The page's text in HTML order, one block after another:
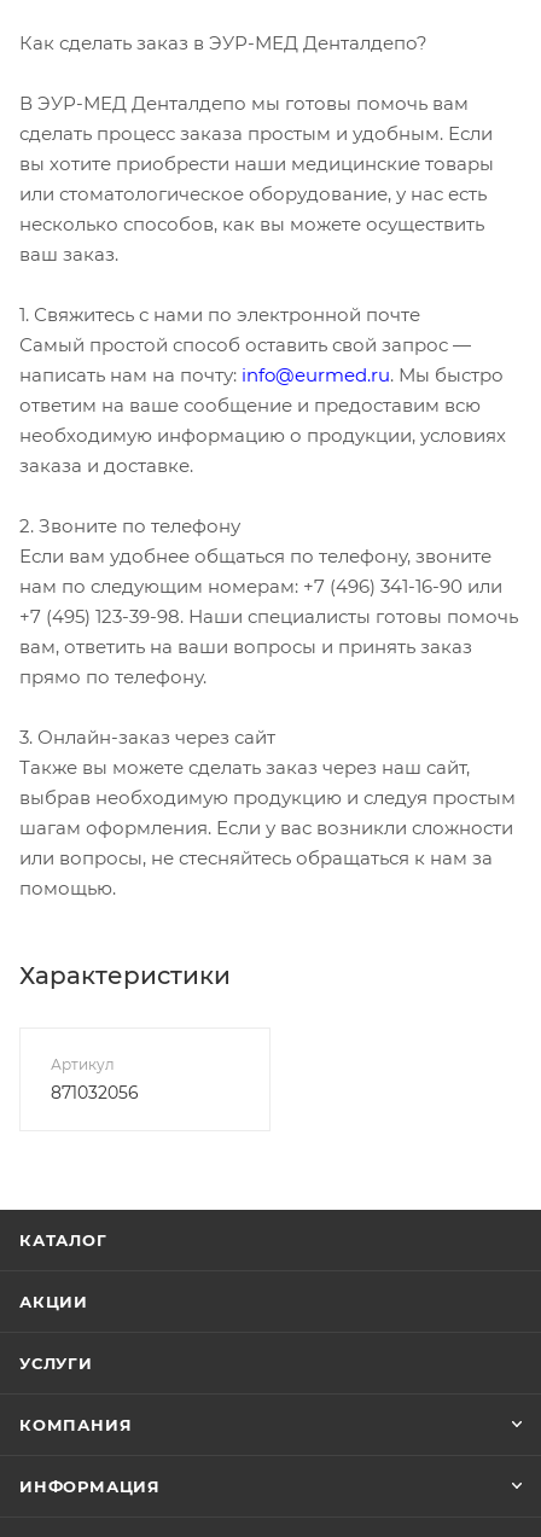
Как сделать заказ в ЭУР-МЕД Денталдепо?
В ЭУР-МЕД Денталдепо мы готовы помочь вам
сделать процесс заказа простым и удобным. Если
вы хотите приобрести наши медицинские товары
или стоматологическое оборудование, у нас есть
несколько способов, как вы можете осуществить
ваш заказ.
1. Свяжитесь с нами по электронной почте
Самый простой способ оставить свой запрос —
написать нам на почту: info@eurmed.ru. Мы быстро
ответим на ваше сообщение и предоставим всю
необходимую информацию о продукции, условиях
заказа и доставке.
2. Звоните по телефону
Если вам удобнее общаться по телефону, звоните
нам по следующим номерам: +7 (496) 341-16-90 или
+7 (495) 123-39-98. Наши специалисты готовы помочь
вам, ответить на ваши вопросы и принять заказ
прямо по телефону.
3. Онлайн-заказ через сайт
Также вы можете сделать заказ через наш сайт,
выбрав необходимую продукцию и следуя простым
шагам оформления. Если у вас возникли сложности
или вопросы, не стесняйтесь обращаться к нам за
помощью.
Характеристики
Артикул
871032056
КАТАЛОГ
АКЦИИ
УСЛУГИ
КОМПАНИЯ
ИНФОРМАЦИЯ